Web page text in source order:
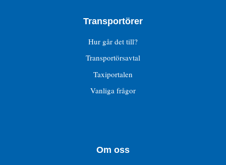
Transportörer
Hur går det till?
Transportörsavtal
Taxiportalen
Vanliga frågor
Om oss